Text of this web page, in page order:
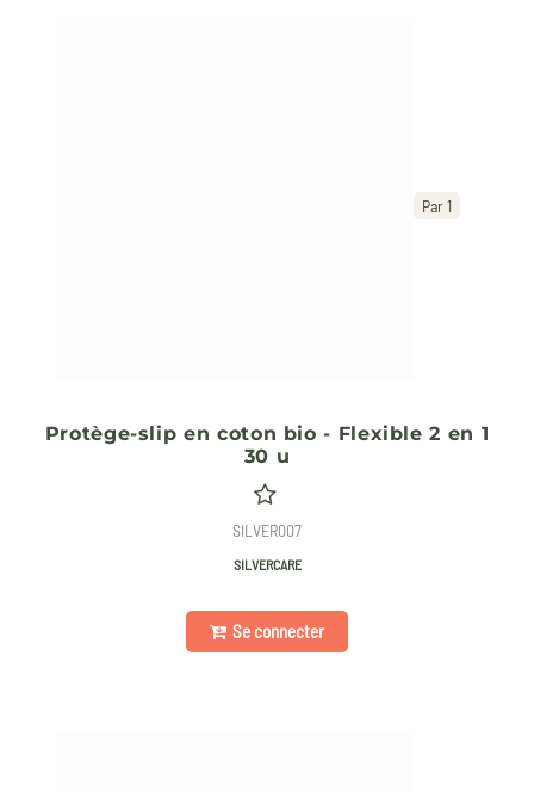
Par 1
Protège-slip en coton bio - Flexible 2 en 1
30 u
SILVER007
SILVERCARE
Se connecter